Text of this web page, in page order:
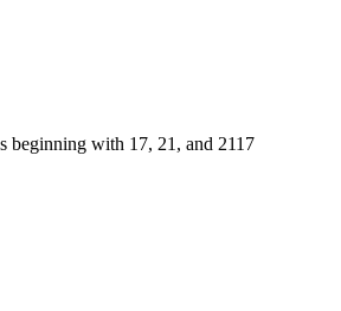
beginning with 17, 21, and 2117